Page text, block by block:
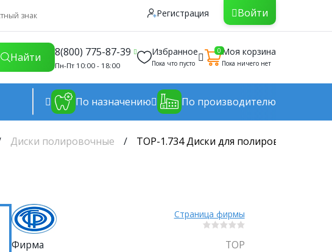
знак Регистрация Войти
Найти 8(800) 775-87-39
Пн-Пт 10:00 - 18:00
Избранное
Пока что пусто
0Моя корзина
Пока ничего нет
По назначению По производителю
Диски полировочные ТОР-1.734 Диски для полирования
Страница фирмы
Фирма
ТОР